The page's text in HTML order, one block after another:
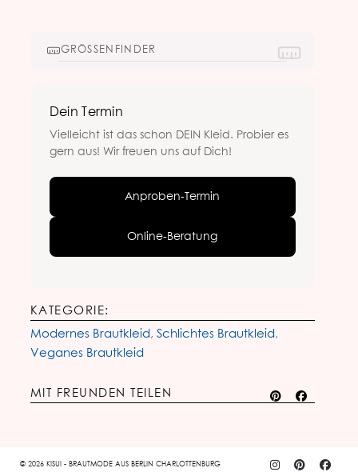
GRÖSSENFINDER
Dein Termin
Vielleicht ist das schon DEIN Kleid. Probier es
gern aus! Wir freuen uns auf Dich!
Anproben-Termin
Online-Beratung
KATEGORIE:
Modernes Brautkleid , Schlichtes Brautkleid ,
Veganes Brautkleid
MIT FREUNDEN TEILEN
© 2026 KISUI - BRAUTMODE AUS BERLIN CHARLOTTENBURG